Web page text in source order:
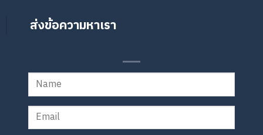
ส่งข้อความหาเรา